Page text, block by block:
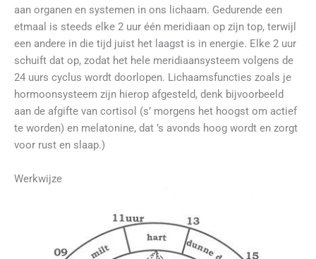
aan organen en systemen in ons lichaam. Gedurende een
etmaal is steeds elke 2 uur één meridiaan op zijn top, terwijl
een andere in die tijd juist het laagst is in energie. Elke 2 uur
schuift dat op, zodat het hele meridiaansysteem volgens de
24 uurs cyclus wordt doorlopen. Lichaamsfuncties zoals je
hormoonsysteem zijn hierop afgesteld, denk bijvoorbeeld
aan de afgifte van cortisol (s’ morgens het hoogst om actief
te worden) en melatonine, dat ’s avonds hoog wordt en zorgt
voor rust en slaap.)
Werkwijze